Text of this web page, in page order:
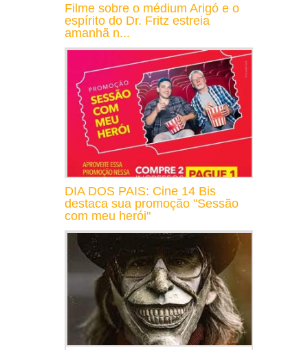
Filme sobre o médium Arigó e o
espírito do Dr. Fritz estreia
amanhã n...
DIA DOS PAIS: Cine 14 Bis
destaca sua promoção "Sessão
com meu herói"